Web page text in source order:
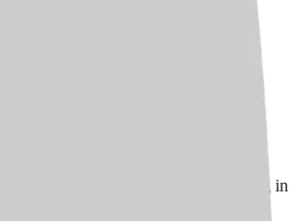
Pflegedienst GmbH! Wir
und kümmern uns herzlich um
engagiertes Team von 10
eine individuelle 1-zu-1-Betreuung in
Spandau, Mitte und Tiergarten in